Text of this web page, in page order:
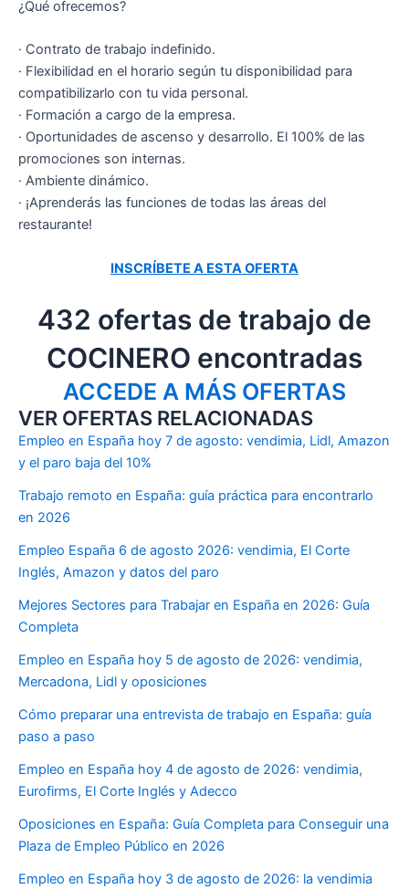
¿Qué ofrecemos?
· Contrato de trabajo indefinido.
· Flexibilidad en el horario según tu disponibilidad para
compatibilizarlo con tu vida personal.
· Formación a cargo de la empresa.
· Oportunidades de ascenso y desarrollo. El 100% de las
promociones son internas.
· Ambiente dinámico.
· ¡Aprenderás las funciones de todas las áreas del
restaurante!
INSCRÍBETE A ESTA OFERTA
432 ofertas de trabajo de
COCINERO encontradas
ACCEDE A MÁS OFERTAS
VER OFERTAS RELACIONADAS
Empleo en España hoy 7 de agosto: vendimia, Lidl, Amazon
y el paro baja del 10%
Trabajo remoto en España: guía práctica para encontrarlo
en 2026
Empleo España 6 de agosto 2026: vendimia, El Corte
Inglés, Amazon y datos del paro
Mejores Sectores para Trabajar en España en 2026: Guía
Completa
Empleo en España hoy 5 de agosto de 2026: vendimia,
Mercadona, Lidl y oposiciones
Cómo preparar una entrevista de trabajo en España: guía
paso a paso
Empleo en España hoy 4 de agosto de 2026: vendimia,
Eurofirms, El Corte Inglés y Adecco
Oposiciones en España: Guía Completa para Conseguir una
Plaza de Empleo Público en 2026
Empleo en España hoy 3 de agosto de 2026: la vendimia